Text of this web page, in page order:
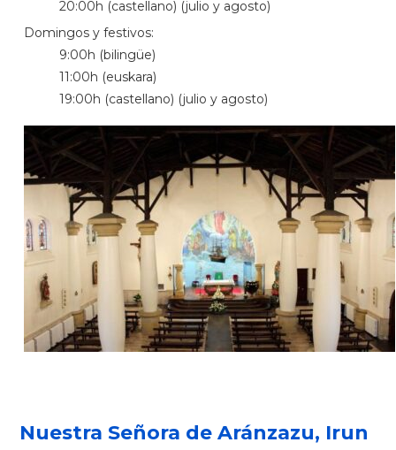
20:00h (castellano) (julio y agosto)
Domingos y festivos:
9:00h (bilingüe)
11:00h (euskara)
19:00h (castellano) (julio y agosto)
Nuestra Señora de Aránzazu, Irun